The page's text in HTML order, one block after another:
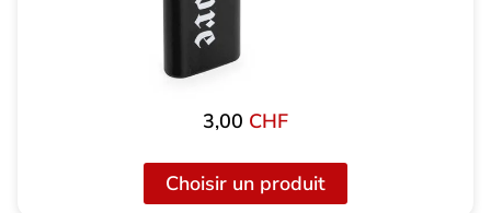
3,00 CHF
Choisir un produit